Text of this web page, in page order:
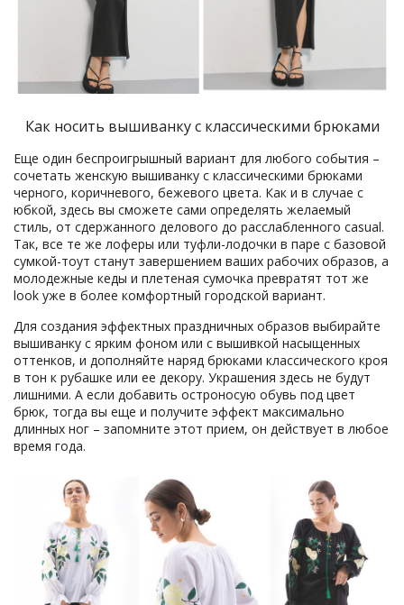
Как носить вышиванку с классическими брюками
Еще один беспроигрышный вариант для любого события –
сочетать женскую вышиванку с классическими брюками
черного, коричневого, бежевого цвета. Как и в случае с
юбкой, здесь вы сможете сами определять желаемый
стиль, от сдержанного делового до расслабленного casual.
Так, все те же лоферы или туфли-лодочки в паре с базовой
сумкой-тоут станут завершением ваших рабочих образов, а
молодежные кеды и плетеная сумочка превратят тот же
look уже в более комфортный городской вариант.
Для создания эффектных праздничных образов выбирайте
вышиванку с ярким фоном или с вышивкой насыщенных
оттенков, и дополняйте наряд брюками классического кроя
в тон к рубашке или ее декору. Украшения здесь не будут
лишними. А если добавить остроносую обувь под цвет
брюк, тогда вы еще и получите эффект максимально
длинных ног – запомните этот прием, он действует в любое
время года.